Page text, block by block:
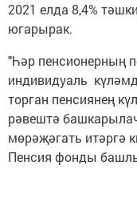
2021 елда 8,4%
югарырак.
"Һәр пенсионерның
индивидуаль
торган пенсиянең
рәвештә
мөрәҗәгать итәргә
Пенсия фонды